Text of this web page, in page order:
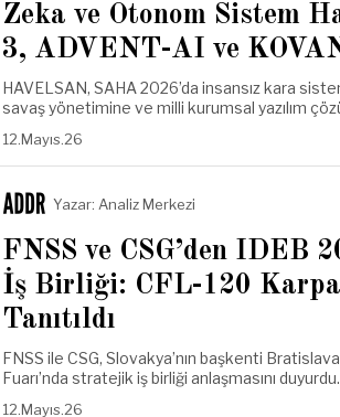
Zeka ve Otonom Sistem
3, ADVENT-AI ve KOVAN
HAVELSAN, SAHA 2026’da insansız kara
savaş yönetimine ve milli kurumsal yazılım
12.Mayıs.26
Yazar: Analiz Merkezi
FNSS ve CSG’den IDEB
İş Birliği: CFL-120
Tanıtıldı
FNSS ile CSG, Slovakya’nın başkenti
Fuarı’nda stratejik iş birliği anlaşmasını
12.Mayıs.26